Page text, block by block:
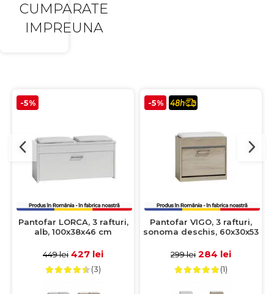
CUMPARATE
IMPREUNA
-5%
Pantofar LORCA, 3 rafturi,
alb, 100x38x46 cm
449 lei 427 lei
(3)
-5%
Pantofar VIGO, 3 rafturi,
sonoma deschis, 60x30x53
299 lei 284 lei
(1)